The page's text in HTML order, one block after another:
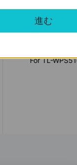
Since
the printer
device to
https://
After the
For TL-
進む